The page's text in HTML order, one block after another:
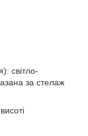
світло-
за стелаж